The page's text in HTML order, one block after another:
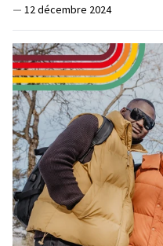
— 12 décembre 2024